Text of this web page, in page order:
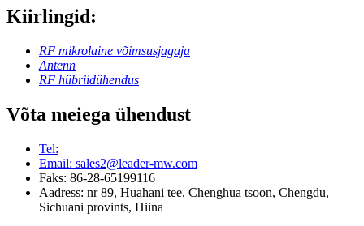
Kiirlingid:
RF mikrolaine võimsusjagaja
Antenn
RF hübriidühendus
Võta meiega ühendust
Tel:
Email: sales2@leader-mw.com
Faks: 86-28-65199116
Aadress: nr 89, Huahani tee, Chenghua tsoon, Chengdu,
Sichuani provints, Hiina